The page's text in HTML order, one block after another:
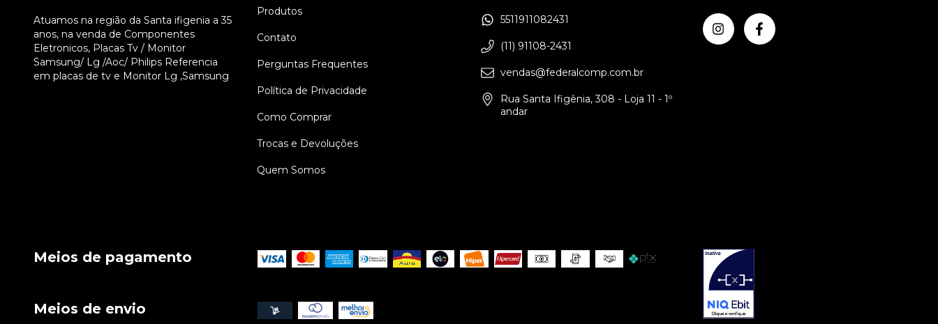
Atuamos na região da Santa ifigenia a 35
anos, na venda de Componentes
Eletronicos, Placas Tv / Monitor
Samsung/ Lg /Aoc/ Philips Referencia
em placas de tv e Monitor Lg ,Samsung
Produtos
Contato
Perguntas Frequentes
Política de Privacidade
Como Comprar
Trocas e Devoluções
Quem Somos
5511911082431
(11) 91108-2431
vendas@federalcomp.com.br
Rua Santa Ifigênia, 308 - Loja 11 - 1º
andar
Meios de pagamento
Meios de envio